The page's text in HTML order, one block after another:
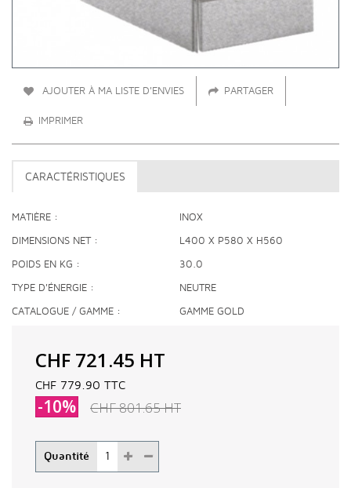
AJOUTER À MA LISTE D'ENVIES PARTAGER
IMPRIMER
CARACTÉRISTIQUES
MATIÈRE INOX
DIMENSIONS NET L400 X P580 X H560
POIDS EN KG 30.0
TYPE D'ÉNERGIE NEUTRE
CATALOGUE / GAMME GAMME GOLD
Quantité
CHF 721.45 HT
CHF 779.90 TTC
-10% CHF 801.65HT